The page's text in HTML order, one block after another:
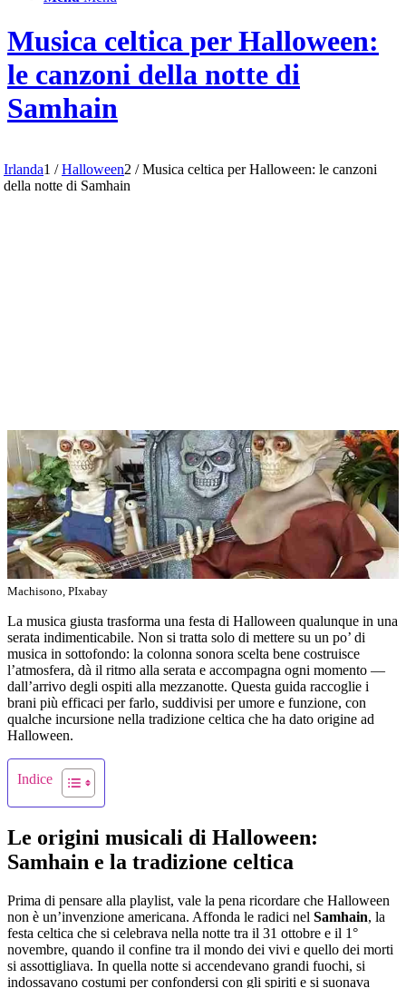
Musica celtica per Halloween:
le canzoni della notte di
Samhain
Irlanda1 / Halloween2 / Musica celtica per Halloween: le canzoni
della notte di Samhain
Machisono, PIxabay
La musica giusta trasforma una festa di Halloween qualunque in una
serata indimenticabile. Non si tratta solo di mettere su un po’ di
musica in sottofondo: la colonna sonora scelta bene costruisce
l’atmosfera, dà il ritmo alla serata e accompagna ogni momento —
dall’arrivo degli ospiti alla mezzanotte. Questa guida raccoglie i
brani più efficaci per farlo, suddivisi per umore e funzione, con
qualche incursione nella tradizione celtica che ha dato origine ad
Halloween.
Indice
Le origini musicali di Halloween:
Samhain e la tradizione celtica
Prima di pensare alla playlist, vale la pena ricordare che Halloween
non è un’invenzione americana. Affonda le radici nel Samhain, la
festa celtica che si celebrava nella notte tra il 31 ottobre e il 1°
novembre, quando il confine tra il mondo dei vivi e quello dei morti
si assottigliava. In quella notte si accendevano grandi fuochi, si
indossavano costumi per confondersi con gli spiriti e si suonava